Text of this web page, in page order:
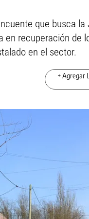
que busca
en recuperación de
en el sector.
+ Agregar